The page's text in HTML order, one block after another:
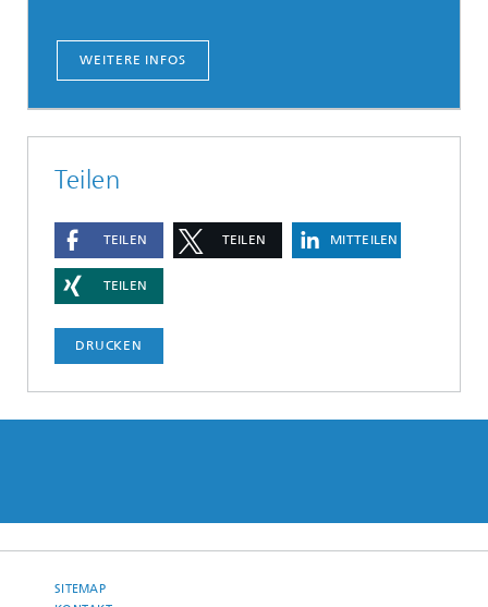
WEITERE INFOS
Teilen
TEILEN TEILEN MITTEILEN
TEILEN
DRUCKEN
SITEMAP